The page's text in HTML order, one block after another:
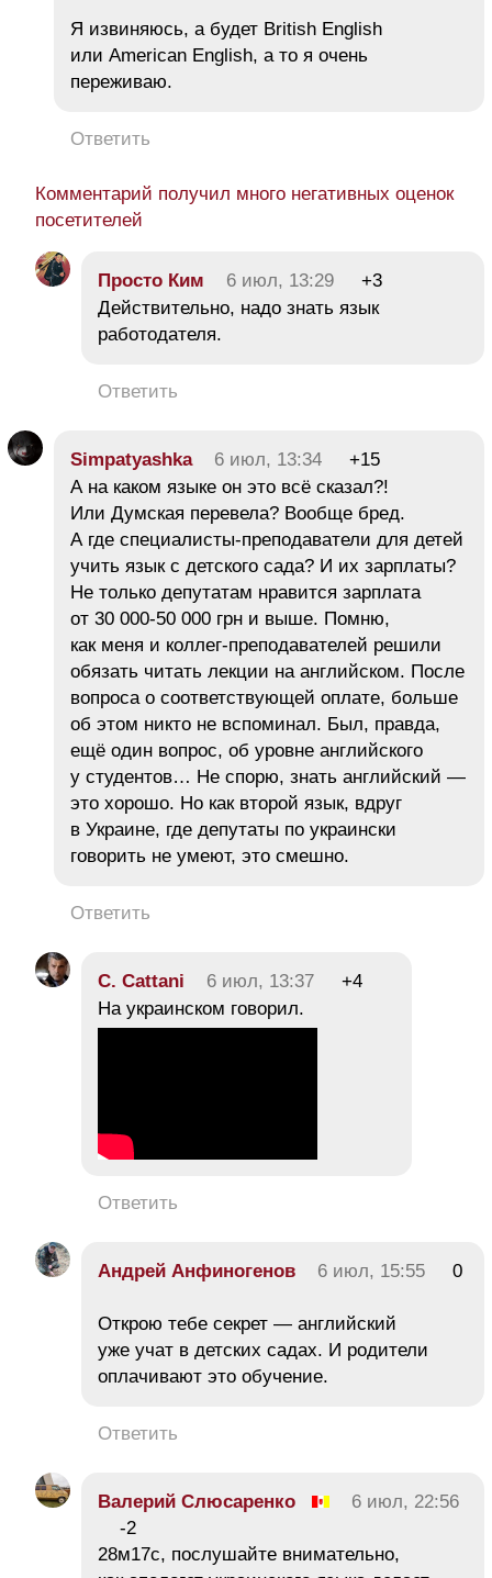
Я извиняюсь, а будет British English
или American English, а то я очень
переживаю.
Ответить
Комментарий получил много негативных оценок
посетителей
Просто Ким 6 июл, 13:29
+3
Действительно, надо знать язык
работодателя.
Ответить
Simpatyashka 6 июл, 13:34
+15
А на каком языке он это всё сказал?!
Или Думская перевела? Вообще бред.
А где специалисты-преподаватели для детей
учить язык с детского сада? И их зарплаты?
Не только депутатам нравится зарплата
от 30 000-50 000 грн и выше. Помню,
как меня и коллег-преподавателей решили
обязать читать лекции на английском. После
вопроса о соответствующей оплате, больше
об этом никто не вспоминал. Был, правда,
ещё один вопрос, об уровне английского
у студентов… Не спорю, знать английский —
это хорошо. Но как второй язык, вдруг
в Украине, где депутаты по украински
говорить не умеют, это смешно.
Ответить
C. Cattani 6 июл, 13:37
+4
На украинском говорил.
Ответить
Андрей Анфиногенов 6 июл, 15:55 0
Открою тебе секрет — английский
уже учат в детских садах. И родители
оплачивают это обучение.
Ответить
Валерий Слюсаренко
6 июл, 22:56
-2
28м17с, послушайте внимательно,